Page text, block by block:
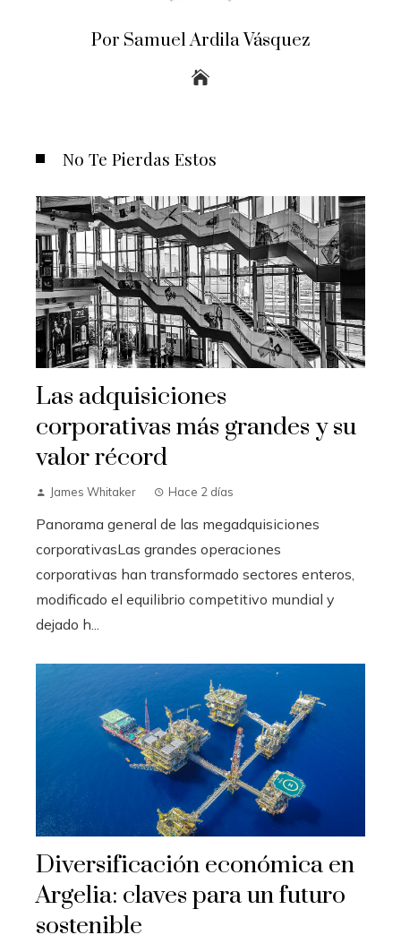
Por Samuel Ardila Vásquez
No Te Pierdas Estos
Las adquisiciones
corporativas más grandes y su
valor récord
James Whitaker Hace 2 días
Panorama general de las megadquisiciones
corporativasLas grandes operaciones
corporativas han transformado sectores enteros,
modificado el equilibrio competitivo mundial y
dejado h...
Diversificación económica en
Argelia: claves para un futuro
sostenible